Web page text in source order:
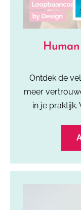
Ontdek de
meer
in je praktijk.